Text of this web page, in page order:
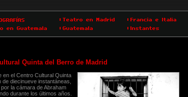
Quinta del Berro de Madrid
en el Centro Cultural Quinta
diecinueve instantáneas,
la cámara de Abraham
durante los últimos años.